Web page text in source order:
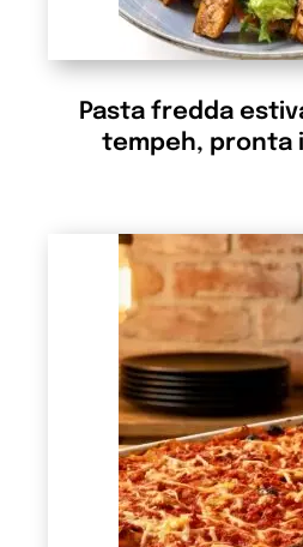
Pasta fredda
tempeh, pronta